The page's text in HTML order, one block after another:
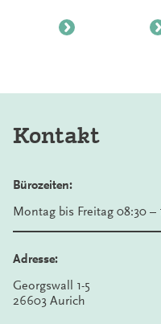
Kontakt
Bürozeiten:
Montag bis Freitag 08:30 –
Adresse:
Georgswall 1-5
26603 Aurich